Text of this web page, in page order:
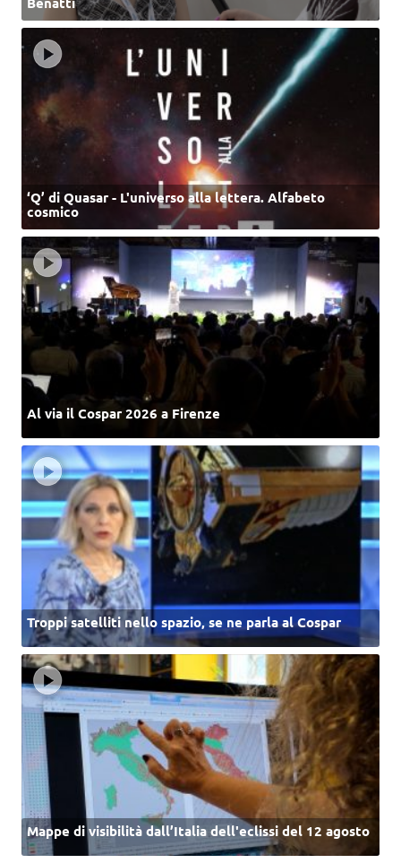
‘Q’ di Quasar - L'universo alla lettera. Alfabeto
cosmico
Al via il Cospar 2026 a Firenze
Troppi satelliti nello spazio, se ne parla al Cospar
Mappe di visibilità dall’Italia dell'eclissi del 12 agosto